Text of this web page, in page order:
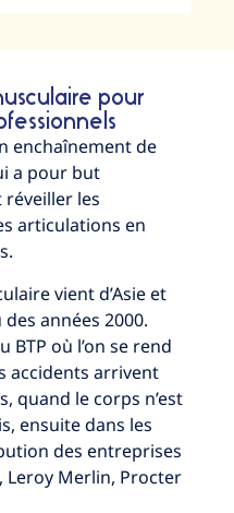
pour
enchaînement de
a pour but
réveiller les
articulations en
vient d’Asie et
années 2000.
BTP où l’on se rend
accidents arrivent
quand le corps n’est
ensuite dans les
des entreprises
Leroy Merlin, Procter